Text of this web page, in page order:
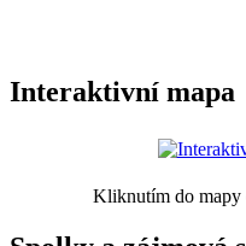
Interaktivní mapa
Kliknutím do mapy